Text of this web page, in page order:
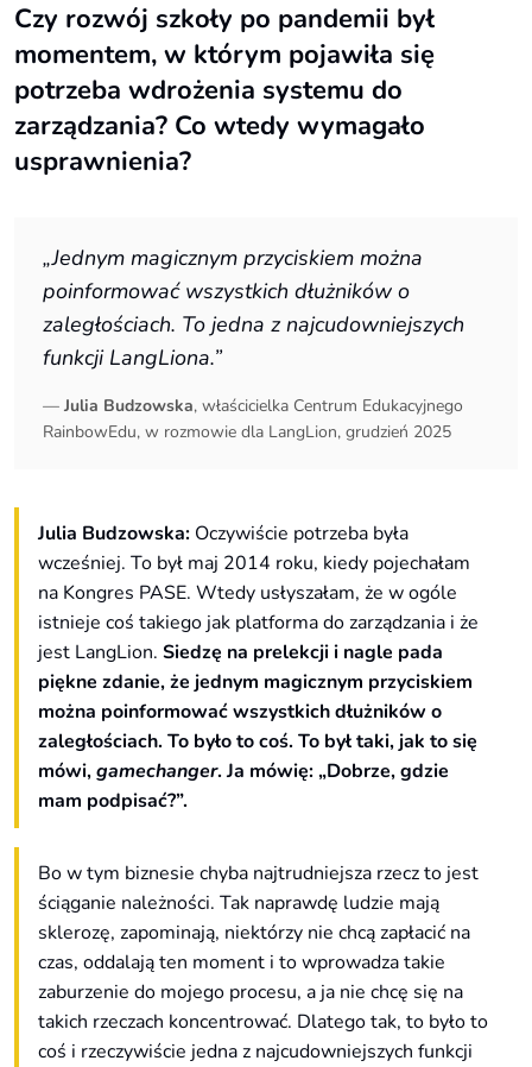
Czy rozwój szkoły po pandemii był
momentem, w którym pojawiła się
potrzeba wdrożenia systemu do
zarządzania? Co wtedy wymagało
usprawnienia?
„Jednym magicznym przyciskiem można
poinformować wszystkich dłużników o
zaległościach. To jedna z najcudowniejszych
funkcji LangLiona.”
— Julia Budzowska, właścicielka Centrum Edukacyjnego
RainbowEdu, w rozmowie dla LangLion, grudzień 2025
Julia Budzowska: Oczywiście potrzeba była
wcześniej. To był maj 2014 roku, kiedy pojechałam
na Kongres PASE. Wtedy usłyszałam, że w ogóle
istnieje coś takiego jak platforma do zarządzania i że
jest LangLion. Siedzę na prelekcji i nagle pada
piękne zdanie, że jednym magicznym przyciskiem
można poinformować wszystkich dłużników o
zaległościach. To było to coś. To był taki, jak to się
mówi,gamechanger. Ja mówię: „Dobrze, gdzie
mam podpisać?”.
Bo w tym biznesie chyba najtrudniejsza rzecz to jest
ściąganie należności. Tak naprawdę ludzie mają
sklerozę, zapominają, niektórzy nie chcą zapłacić na
czas, oddalają ten moment i to wprowadza takie
zaburzenie do mojego procesu, a ja nie chcę się na
takich rzeczach koncentrować. Dlatego tak, to było to
coś i rzeczywiście jedna z najcudowniejszych funkcji